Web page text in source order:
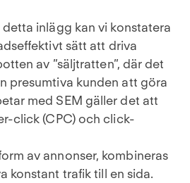
inlägg kan vi konstatera
sätt att driva
av ”säljtratten”, där det
presumtiva kunden att göra
med SEM gäller det att
click (CPC) och click-
av annonser, kombineras
konstant trafik till en sida.